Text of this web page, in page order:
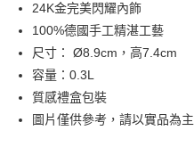
24K金完美閃耀內飾
100%德國手工精湛工藝
尺寸： Ø8.9cm，高7.4cm
容量：0.3L
質感禮盒包裝
圖片僅供參考，請以實品為主